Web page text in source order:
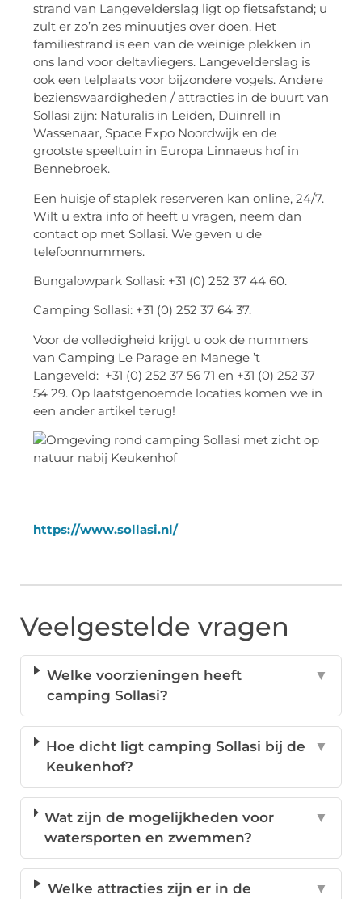
strand van Langevelderslag ligt op fietsafstand; u
zult er zo’n zes minuutjes over doen. Het
familiestrand is een van de weinige plekken in
ons land voor deltavliegers. Langevelderslag is
ook een telplaats voor bijzondere vogels. Andere
bezienswaardigheden / attracties in de buurt van
Sollasi zijn: Naturalis in Leiden, Duinrell in
Wassenaar, Space Expo Noordwijk en de
grootste speeltuin in Europa Linnaeus hof in
Bennebroek.
Een huisje of staplek reserveren kan online, 24/7.
Wilt u extra info of heeft u vragen, neem dan
contact op met Sollasi. We geven u de
telefoonnummers.
Bungalowpark Sollasi: +31 (0) 252 37 44 60.
Camping Sollasi: +31 (0) 252 37 64 37.
Voor de volledigheid krijgt u ook de nummers
van Camping Le Parage en Manege ’t
Langeveld: +31 (0) 252 37 56 71 en +31 (0) 252 37
54 29. Op laatstgenoemde locaties komen we in
een ander artikel terug!
https://www.sollasi.nl/
Veelgestelde vragen
Welke voorzieningen heeft
camping Sollasi?
▼
Hoe dicht ligt camping Sollasi bij de
Keukenhof?
▼
Wat zijn de mogelijkheden voor
watersporten en zwemmen?
▼
Welke attracties zijn er in de ▼